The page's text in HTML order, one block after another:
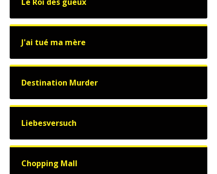
J'ai tué ma mère
Destination Murder
Liebesversuch
Chopping Mall